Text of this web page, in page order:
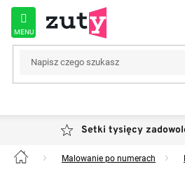
Przejść
treści
Setki tysięcy
Home Malowanie po numerach